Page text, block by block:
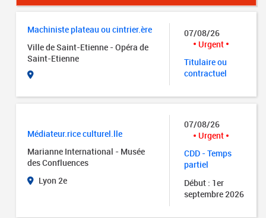
Machiniste plateau ou cintrier.ère
Ville de Saint-Etienne - Opéra de
Saint-Etienne
07/08/26
Urgent
Titulaire ou
contractuel
Médiateur.rice culturel.lle
Marianne International - Musée
des Confluences
Lyon 2e
07/08/26
Urgent
CDD - Temps
partiel
Début : 1er
septembre 2026